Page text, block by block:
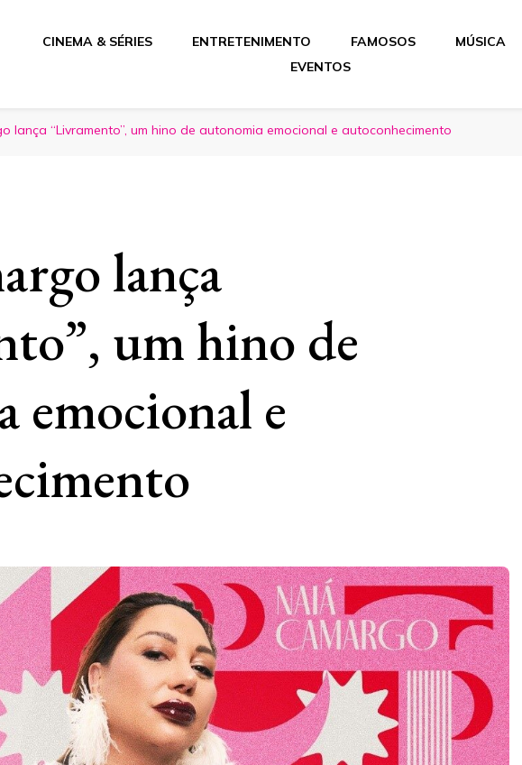
CINEMA & SÉRIES ENTRETENIMENTO FAMOSOS MÚSICA
EVENTOS
lança “Livramento”, um hino de autonomia emocional e autoconhecimento
lança
um hino de
emocional e